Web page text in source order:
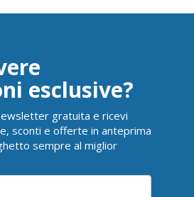
esclusive?
gratuita e ricevi
sconti e offerte in anteprima
sempre al miglior